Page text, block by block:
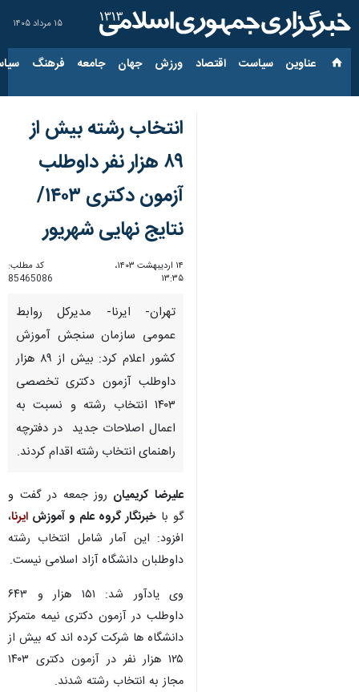
۱۵ مرداد ۱۴۰۵
عناوین‌ سیاست اقتصاد ورزش جهان جامعه فرهنگ
انتخاب رشته بیش از
۸۹ هزار نفر داوطلب
آزمون دکتری ۱۴۰۳/
نتایج نهایی شهریور
۱۴ اردیبهشت ۱۴۰۳،
۱۳:۳۵
کد مطلب:
85465086
تهران- ایرنا- مدیرکل روابط
عمومی سازمان سنجش آموزش
کشور اعلام کرد: بیش از ۸۹ هزار
داوطلب آزمون دکتری تخصصی
۱۴۰۳ انتخاب رشته و نسبت به
اعمال اصلاحات جدید در دفترچه
راهنمای انتخاب رشته اقدام کردند.
علیرضا کریمیان روز جمعه در گفت و
گو با خبرنگار گروه علم و آموزش ایرنا،
افزود: این آمار شامل انتخاب رشته
داوطلبان دانشگاه آزاد اسلامی نیست.
وی یادآور شد: ۱۵۱ هزار و ۶۴۳
داوطلب در آزمون دکتری نیمه متمرکز
دانشگاه ها شرکت کرده اند که بیش از
۱۲۵ هزار نفر در آزمون دکتری ۱۴۰۳
مجاز به انتخاب رشته شدند.